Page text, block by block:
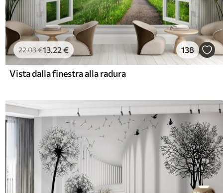
22.03€13.22 € 138
Vista dalla finestra alla radura